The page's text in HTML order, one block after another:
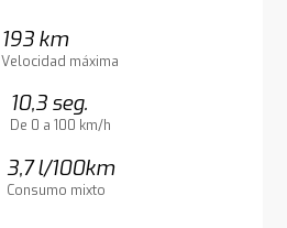
193 km
Velocidad máxima
10,3 seg.
De 0 a 100 km/h
3,7 l/100km
Consumo mixto